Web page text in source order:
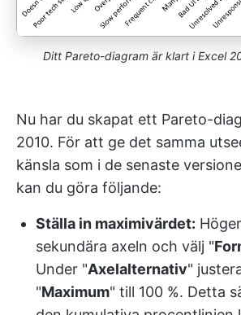
Ditt Pareto-diagram är klart i Excel
Nu har du skapat ett Pareto-
2010. För att ge det samma
känsla som i de senaste
kan du göra följande:
Ställa in maximivärdet:
sekundära axeln och välj "
Under "Axelalternativ"
"Maximum" till 100 %. Detta